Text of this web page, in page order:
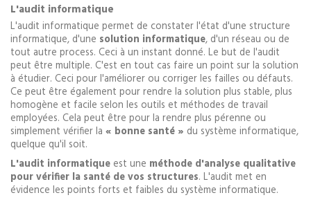
L'audit informatique
L'audit informatique permet de constater l'état d'une structure
informatique, d'une solution informatique, d'un réseau ou de
tout autre process. Ceci à un instant donné. Le but de l'audit
peut être multiple. C'est en tout cas faire un point sur la solution
à étudier. Ceci pour l'améliorer ou corriger les failles ou défauts.
Ce peut être également pour rendre la solution plus stable, plus
homogène et facile selon les outils et méthodes de travail
employées. Cela peut être pour la rendre plus pérenne ou
simplement vérifier la « bonne santé » du système informatique,
quelque qu'il soit.
L'audit informatique est une méthode d'analyse qualitative
pour vérifier la santé de vos structures. L'audit met en
évidence les points forts et faibles du système informatique.